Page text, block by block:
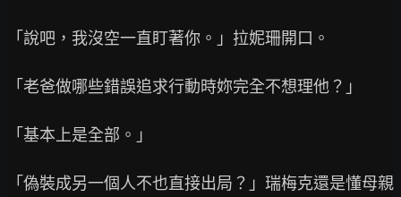
「說吧，我沒空一直盯著你。」拉妮珊開口。
「老爸做哪些錯誤追求行動時妳完全不想理他？」
「基本上是全部。」
「偽裝成另一個人不也直接出局？」瑞梅克還是懂母親